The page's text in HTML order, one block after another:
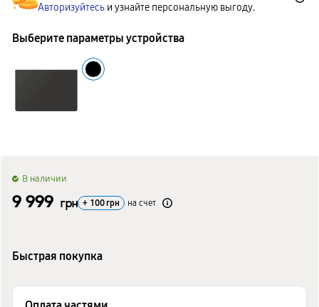
Авторизуйтесь и узнайте персональную выгоду.
Выберите параметры устройства
B наличии
9 999 грн + 100 грн на счет
Быстрая покупка